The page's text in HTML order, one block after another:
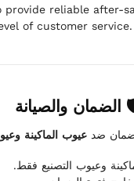
provide reliable after-
of customer service.
الضمان والصيانة
ضد عيوب الماكينة
وعيوب التصنيع فقط.